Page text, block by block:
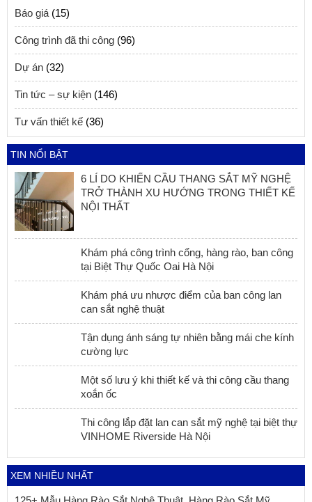
Báo giá (15)
Công trình đã thi công (96)
Dự án (32)
Tin tức – sự kiện (146)
Tư vấn thiết kế (36)
TIN NỔI BẬT
6 LÍ DO KHIẾN CẦU THANG SẮT MỸ NGHỆ
TRỞ THÀNH XU HƯỚNG TRONG THIẾT KẾ
NỘI THẤT
Khám phá công trình cổng, hàng rào, ban công
tại Biệt Thự Quốc Oai Hà Nội
Khám phá ưu nhược điểm của ban công lan
can sắt nghệ thuật
Tận dụng ánh sáng tự nhiên bằng mái che kính
cường lực
Một số lưu ý khi thiết kế và thi công cầu thang
xoắn ốc
Thi công lắp đặt lan can sắt mỹ nghệ tại biệt thự
VINHOME Riverside Hà Nội
XEM NHIỀU NHẤT